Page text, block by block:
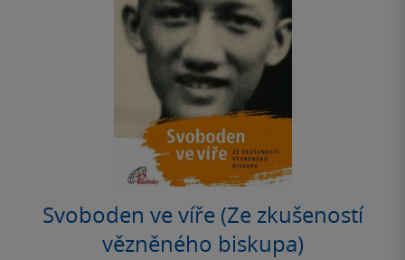
Svoboden ve víře (Ze zkušeností
vězněného biskupa)